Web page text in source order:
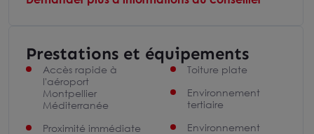
Prestations et équipements
Accès rapide à
l'aéroport
Montpellier
Méditerranée
Proximité immédiate
Toiture plate
Environnement
tertiaire
Environnement